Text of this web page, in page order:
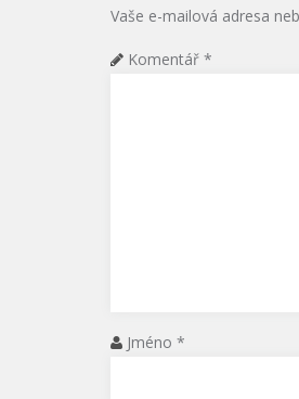
Vaše e-mailová adresa
Komentář *
Jméno *